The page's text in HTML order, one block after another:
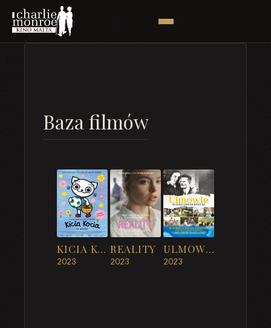
Baza filmów
KICIA KOCIA NA PIKNIKU
2023
REALITY
2023
ULMOWIE. BŁOGOSŁAWIONA RODZINA
2023